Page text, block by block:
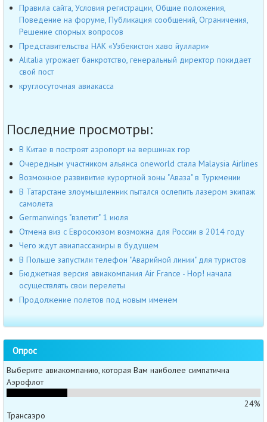
Правила сайта, Условия регистрации, Общие положения,
Поведение на форуме, Публикация сообщений, Ограничения,
Решение спорных вопросов
Представительства НАК «Узбекистон хаво йуллари»
Alitalia угрожает банкротство, генеральный директор покидает
свой пост
круглосуточная авиакасса
Последние просмотры:
В Китае в построят аэропорт на вершинах гор
Очередным участником альянса oneworld стала Malaysia Airlines
Возможное развивитие курортной зоны "Аваза" в Туркмении
В Татарстане злоумышленник пытался ослепить лазером экипаж
самолета
Germanwings "взлетит" 1 июля
Отмена виз с Евросоюзом возможна для России в 2014 году
Чего ждут авиапассажиры в будущем
В Польше запустили телефон "Аварийной линии" для туристов
Бюджетная версия авиакомпания Air France - Hop! начала
осуществлять свои перелеты
Продолжение полетов под новым именем
Опрос
Выберите авиакомпанию, которая Вам наиболее симпатична
Аэрофлот
24%
Трансаэро